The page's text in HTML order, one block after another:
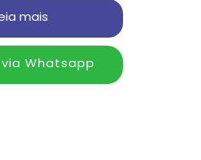
mais
Whatsapp